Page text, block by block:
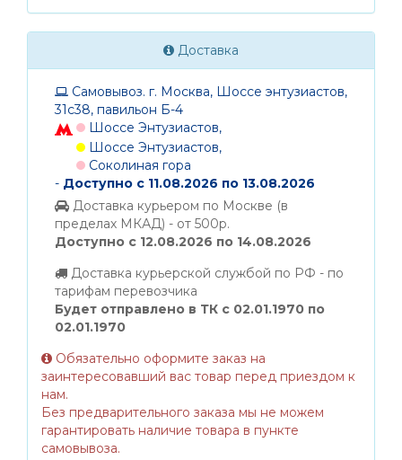
Доставка
Самовывоз. г. Москва, Шоссе энтузиастов,
31с38, павильон Б-4
Шоссе Энтузиастов,
Шоссе Энтузиастов,
Соколиная гора
- Доступно с 11.08.2026 по 13.08.2026
Доставка курьером по Москве (в
пределах МКАД) - от 500р.
Доступно с 12.08.2026 по 14.08.2026
Доставка курьерской службой по РФ - по
тарифам перевозчика
Будет отправлено в ТК с 02.01.1970 по
02.01.1970
Обязательно оформите заказ на
заинтересовавший вас товар перед приездом к
нам.
Без предварительного заказа мы не можем
гарантировать наличие товара в пункте
самовывоза.